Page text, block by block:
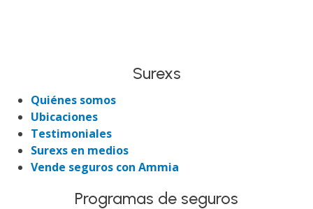
Surexs
Quiénes somos
Ubicaciones
Testimoniales
Surexs en medios
Vende seguros con Ammia
Programas de seguros